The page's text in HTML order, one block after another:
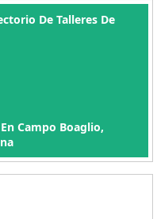
De Talleres De
Campo Boaglio,